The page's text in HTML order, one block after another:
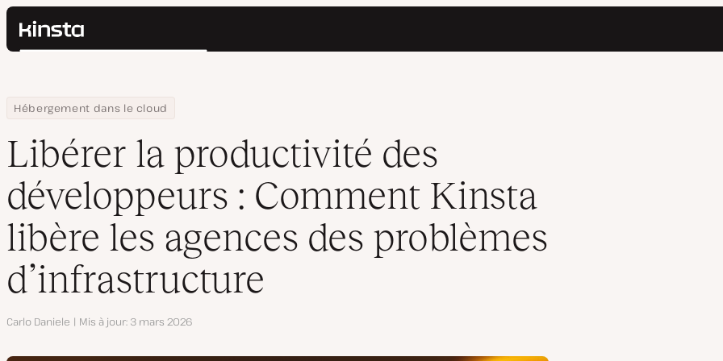
Kinsta®
Prix
Contact
Rechercher
Home
Centre de ressources
Blog
Hébergement dans le cloud
Libérer la productivité des développeurs : Comment Kinsta libère les agences des problèmes d’infrastructure
Libérer la productivité des
développeurs : Comment Kinsta
libère les agences des problèmes
d’infrastructure
Auteur
Carlo Daniele Mis à jour 3 mars 2026